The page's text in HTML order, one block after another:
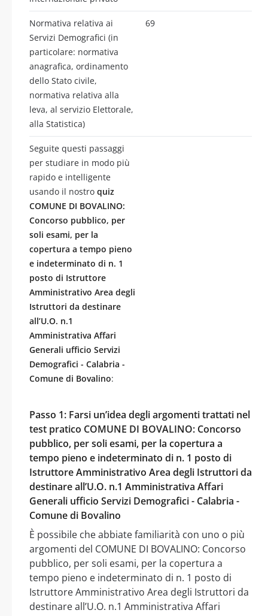
Normativa relativa ai
Servizi Demografici (in
particolare: normativa
anagrafica, ordinamento
dello Stato civile,
normativa relativa alla
leva, al servizio Elettorale,
alla Statistica)
69
Seguite questi passaggi
per studiare in modo più
rapido e intelligente
usando il nostro quiz
COMUNE DI BOVALINO:
Concorso pubblico, per
soli esami, per la
copertura a tempo pieno
e indeterminato di n. 1
posto di Istruttore
Amministrativo Area degli
Istruttori da destinare
all’U.O. n.1
Amministrativa Affari
Generali ufficio Servizi
Demografici - Calabria -
Comune di Bovalino:
Passo 1: Farsi un’idea degli argomenti trattati nel
test pratico COMUNE DI BOVALINO: Concorso
pubblico, per soli esami, per la copertura a
tempo pieno e indeterminato di n. 1 posto di
Istruttore Amministrativo Area degli Istruttori da
destinare all’U.O. n.1 Amministrativa Affari
Generali ufficio Servizi Demografici - Calabria -
Comune di Bovalino
È possibile che abbiate familiarità con uno o più
argomenti del COMUNE DI BOVALINO: Concorso
pubblico, per soli esami, per la copertura a
tempo pieno e indeterminato di n. 1 posto di
Istruttore Amministrativo Area degli Istruttori da
destinare all’U.O. n.1 Amministrativa Affari